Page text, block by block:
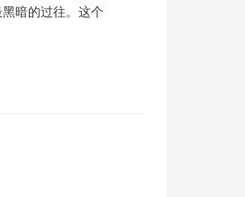
暗的过往。这个